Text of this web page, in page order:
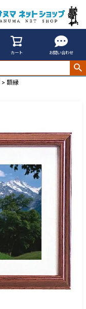
カート お問い合わせ
額縁